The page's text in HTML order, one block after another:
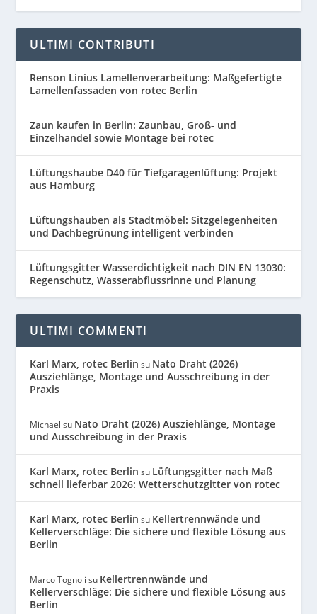
ULTIMI CONTRIBUTI
Renson Linius Lamellenverarbeitung: Maßgefertigte
Lamellenfassaden von rotec Berlin
Zaun kaufen in Berlin: Zaunbau, Groß- und
Einzelhandel sowie Montage bei rotec
Lüftungshaube D40 für Tiefgaragenlüftung: Projekt
aus Hamburg
Lüftungshauben als Stadtmöbel: Sitzgelegenheiten
und Dachbegrünung intelligent verbinden
Lüftungsgitter Wasserdichtigkeit nach DIN EN 13030:
Regenschutz, Wasserabflussrinne und Planung
ULTIMI COMMENTI
Karl Marx, rotec Berlin su Nato Draht (2026)
Ausziehlänge, Montage und Ausschreibung in der
Praxis
Michael su Nato Draht (2026) Ausziehlänge, Montage
und Ausschreibung in der Praxis
Karl Marx, rotec Berlin su Lüftungsgitter nach Maß
schnell lieferbar 2026: Wetterschutzgitter von rotec
Karl Marx, rotec Berlin su Kellertrennwände und
Kellerverschläge: Die sichere und flexible Lösung aus
Berlin
Marco Tognoli su Kellertrennwände und
Kellerverschläge: Die sichere und flexible Lösung aus
Berlin